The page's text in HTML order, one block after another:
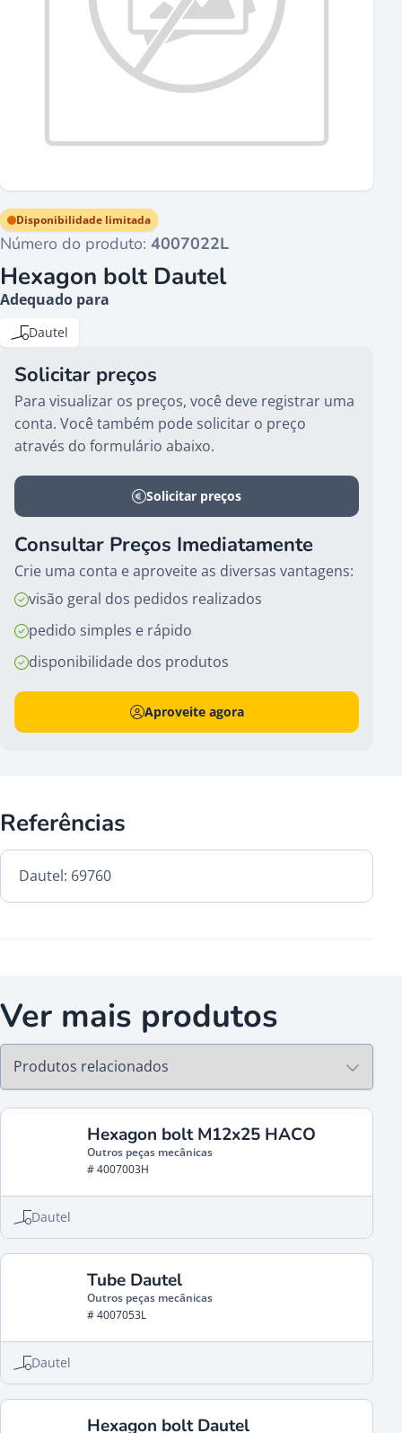
Número do produto: 4007022L
Disponibilidade limitada
Hexagon bolt Dautel
Adequado para
Dautel
Solicitar preços
Para visualizar os preços, você deve registrar uma
conta. Você também pode solicitar o preço
através do formulário abaixo.
Solicitar preços
Consultar Preços Imediatamente
Crie uma conta e aproveite as diversas vantagens:
visão geral dos pedidos realizados
pedido simples e rápido
disponibilidade dos produtos
Aproveite agora
Referências
Dautel: 69760
Ver mais produtos
Hexagon bolt M12x25 HACO
Outros peças mecânicas
# 4007003H
Dautel
Tube Dautel
Outros peças mecânicas
# 4007053L
Dautel
Hexagon bolt Dautel